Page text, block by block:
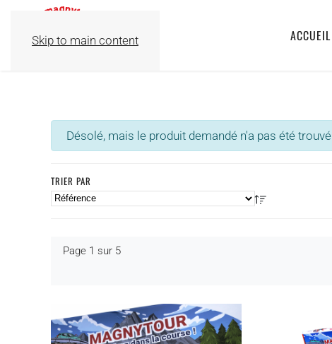
Skip to main content ACCUEIL
info
Désolé, mais le produit demandé n'a pas été trouvé
TRIER PAR
Page 1 sur 5